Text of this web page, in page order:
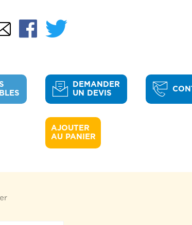
EmailFacebook
Twitter
DEMANDER
UN DEVIS
AJOUTER
AU PANIER